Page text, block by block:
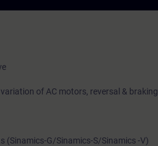
of AC motors, reversal & braking
G/Sinamics-S/Sinamics -V)